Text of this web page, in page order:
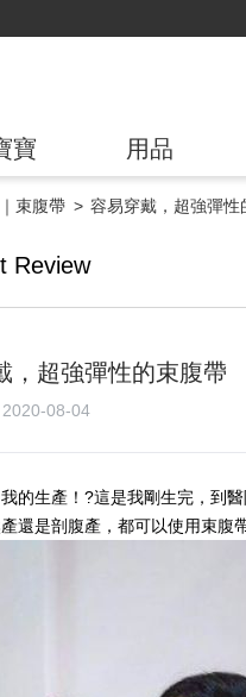
寶 用品
束腹帶 容易穿戴，超強彈性
Review
，超強彈性的束腹帶
08-04
的生產！?這是我剛生完，到
還是剖腹產，都可以使用束腹